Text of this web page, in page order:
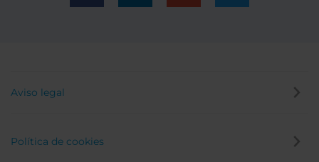
Aviso legal
Política de cookies